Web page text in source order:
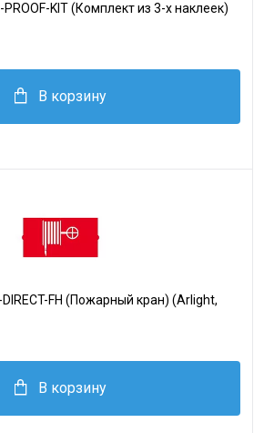
KIT (Комплект из 3-х наклеек)
В корзину
FH (Пожарный кран) (Arlight,
В корзину